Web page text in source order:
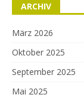
ARCHIV
März 2026
Oktober 2025
September 2025
Mai 2025